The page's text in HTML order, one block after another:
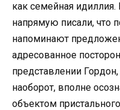
как семейная
напрямую писали, что
напоминают
адресованное
представлении
наоборот, вполне
объектом